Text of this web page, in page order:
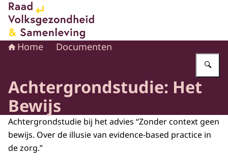
Naar de homepage van Raad voor Volksgezondheid en
Home Documenten
Achtergrondstudie: Het
Bewijs
Achtergrondstudie bij het advies “Zonder context geen
bewijs. Over de illusie van evidence-based practice in
de zorg.”